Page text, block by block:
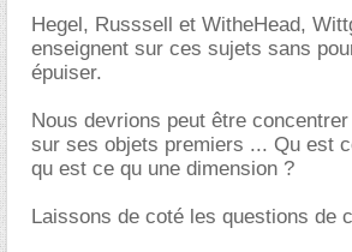
Hegel, Russsell et WitheHead,
enseignent sur ces sujets sans
épuiser.
Nous devrions peut être
sur ses objets premiers ... Qu est
qu est ce qu une dimension ?
Laissons de coté les questions de